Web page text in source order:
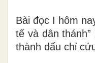
Bài đọc I hôm
tế và dân
thành dấu chỉ